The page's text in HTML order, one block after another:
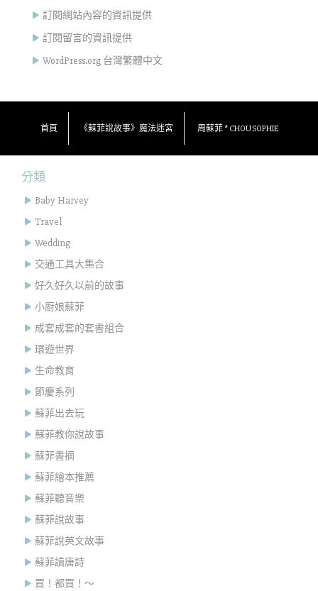
訂閱網站內容的資訊提供
訂閱留言的資訊提供
WordPress.org 台灣繁體中文
首頁 《蘇菲說故事》魔法迷宮 周蘇菲 * CHOU SOPHIE
分類
Baby Harvey
Travel
Wedding
交通工具大集合
好久好久以前的故事
小廚娘蘇菲
成套成套的套書組合
環遊世界
生命教育
節慶系列
蘇菲出去玩
蘇菲教你說故事
蘇菲書摘
蘇菲繪本推薦
蘇菲聽音樂
蘇菲說故事
蘇菲說英文故事
蘇菲讀唐詩
買！都買！～